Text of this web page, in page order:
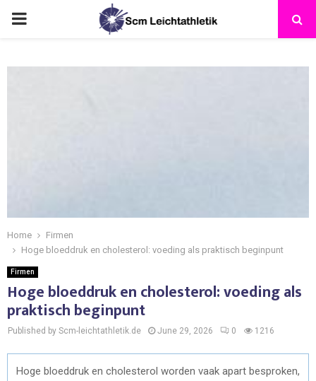
Home
Firmen
Hoge bloeddruk en cholesterol: voeding als praktisch beginpunt
Firmen
Hoge bloeddruk en cholesterol: voeding als
praktisch beginpunt
Published by Scm-leichtathletik.de June 29, 2026 0 1216
Hoge bloeddruk en cholesterol worden vaak apart besproken,